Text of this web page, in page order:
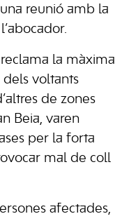
reunió amb la
la màxima
dels voltants
de zones
Beia, varen
per la forta
mal de coll
afectades,